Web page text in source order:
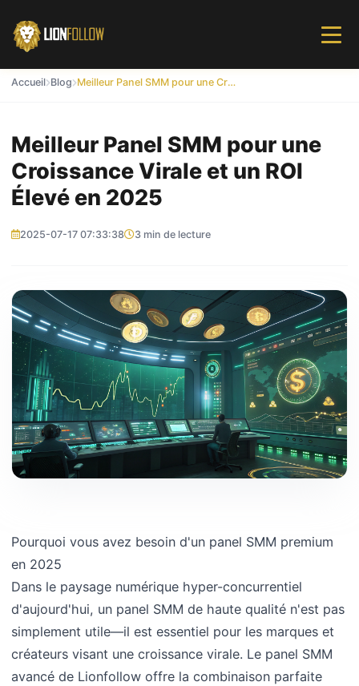
Accueil Blog Meilleur Panel SMM pour une Croissance Virale et un ROI Élevé en 2025
Meilleur Panel SMM pour une
Croissance Virale et un ROI
Élevé en 2025
2025-07-17 07:33:38 3 min de lecture
Pourquoi vous avez besoin d'un panel SMM premium
en 2025
Dans le paysage numérique hyper-concurrentiel
d'aujourd'hui, un panel SMM de haute qualité n'est pas
simplement utile—il est essentiel pour les marques et
créateurs visant une croissance virale. Le panel SMM
avancé de Lionfollow offre la combinaison parfaite